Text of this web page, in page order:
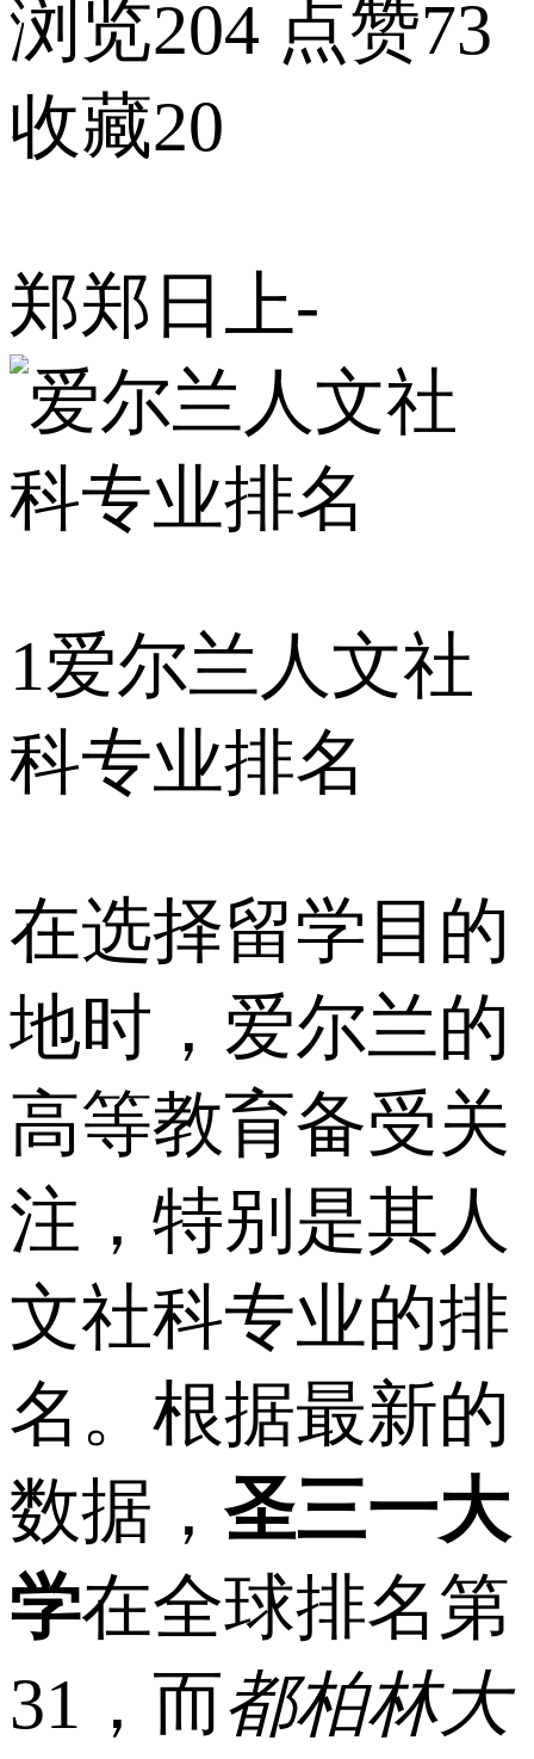
浏览204 点赞73
收藏20
郑郑日上-
1爱尔兰人文社
科专业排名
在选择留学目的
地时，爱尔兰的
高等教育备受关
注，特别是其人
文社科专业的排
名。根据最新的
数据， 圣三一大
学在全球排名第
31，而都柏林大